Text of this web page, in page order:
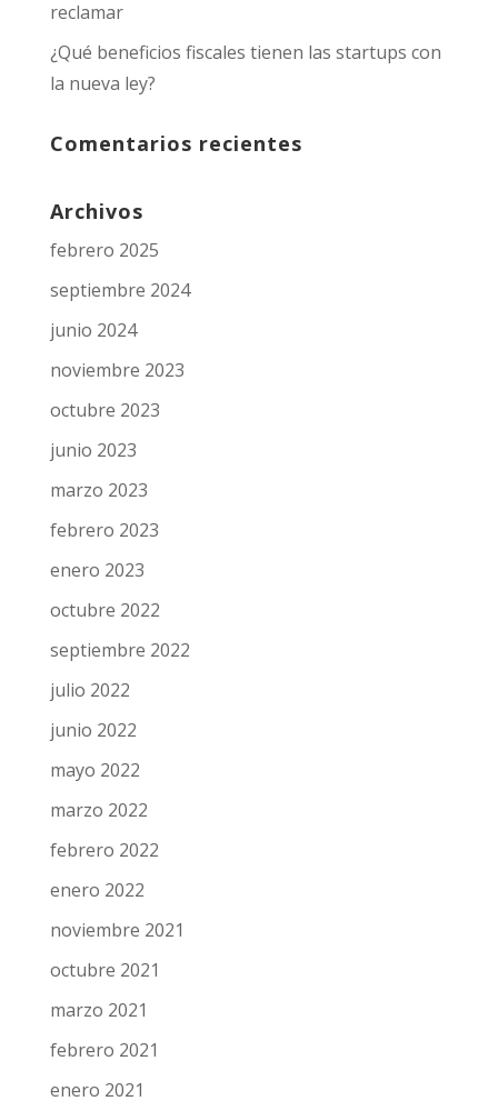
reclamar
¿Qué beneficios fiscales tienen las startups con
la nueva ley?
Comentarios recientes
Archivos
febrero 2025
septiembre 2024
junio 2024
noviembre 2023
octubre 2023
junio 2023
marzo 2023
febrero 2023
enero 2023
octubre 2022
septiembre 2022
julio 2022
junio 2022
mayo 2022
marzo 2022
febrero 2022
enero 2022
noviembre 2021
octubre 2021
marzo 2021
febrero 2021
enero 2021